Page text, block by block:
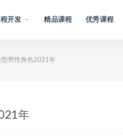
开发 精品课程 优秀课程
型男性角色2021年
年